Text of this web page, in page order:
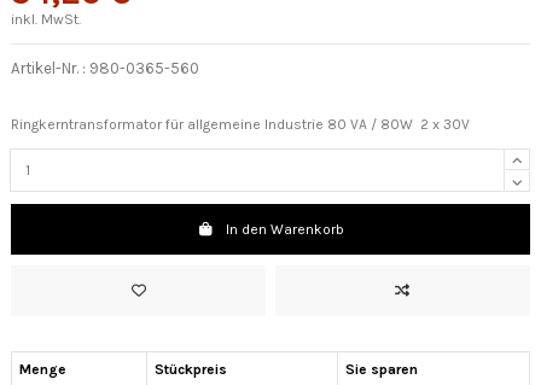
inkl. MwSt.
Artikel-Nr. : 980-0365-560
Ringkerntransformator für allgemeine Industrie 80 VA / 80W 2 x 30V
In den Warenkorb
Menge Stückpreis Sie sparen